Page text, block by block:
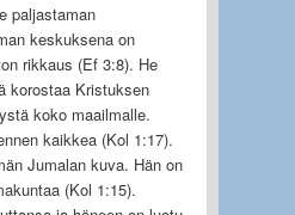
paljastaman
keskuksena on
rikkaus (Ef 3:8). He
korostaa Kristuksen
koko maailmalle.
kaikkea (Kol 1:17).
Jumalan kuva. Hän on
(Kol 1:15).